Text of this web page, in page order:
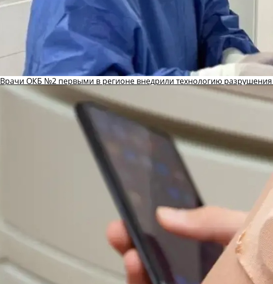
Врачи ОКБ №2 первыми в регионе внедрили технологию